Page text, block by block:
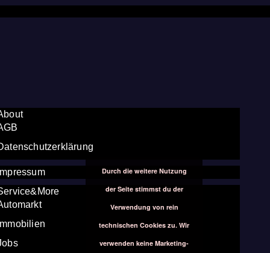
Durch die weitere Nutzung
der Seite stimmst du der
Verwendung von rein
technischen Cookies zu. Wir
verwenden keine Marketing-